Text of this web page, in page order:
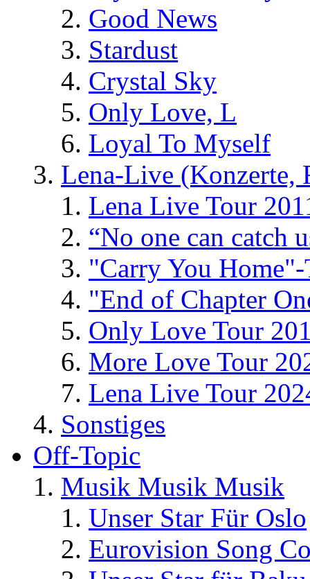
Good News
Stardust
Crystal Sky
Only Love, L
Loyal To Myself
Lena-Live (Konzerte,
Lena Live Tour
“No one can catch
"Carry You
"End of Chapter
Only Love Tour
More Love Tour
Lena Live Tour
Sonstiges
Off-Topic
Musik Musik Musik
Unser Star Für Oslo
Eurovision Song